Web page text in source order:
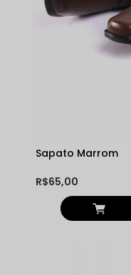
Sapato Marrom
R$65,00